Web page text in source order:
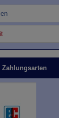
Zahlungsarten